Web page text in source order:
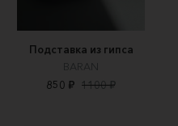
Подставка из гипса
BARAN
850 ₽ 1100 ₽